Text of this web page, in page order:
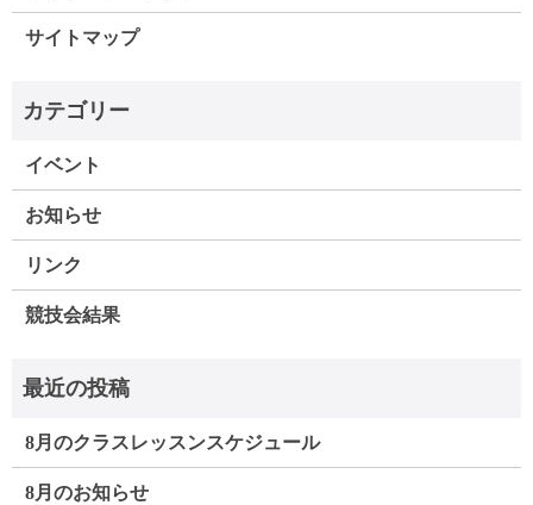
サイトマップ
イベント
お知らせ
リンク
競技会結果
8月のクラスレッスンスケジュール
8月のお知らせ